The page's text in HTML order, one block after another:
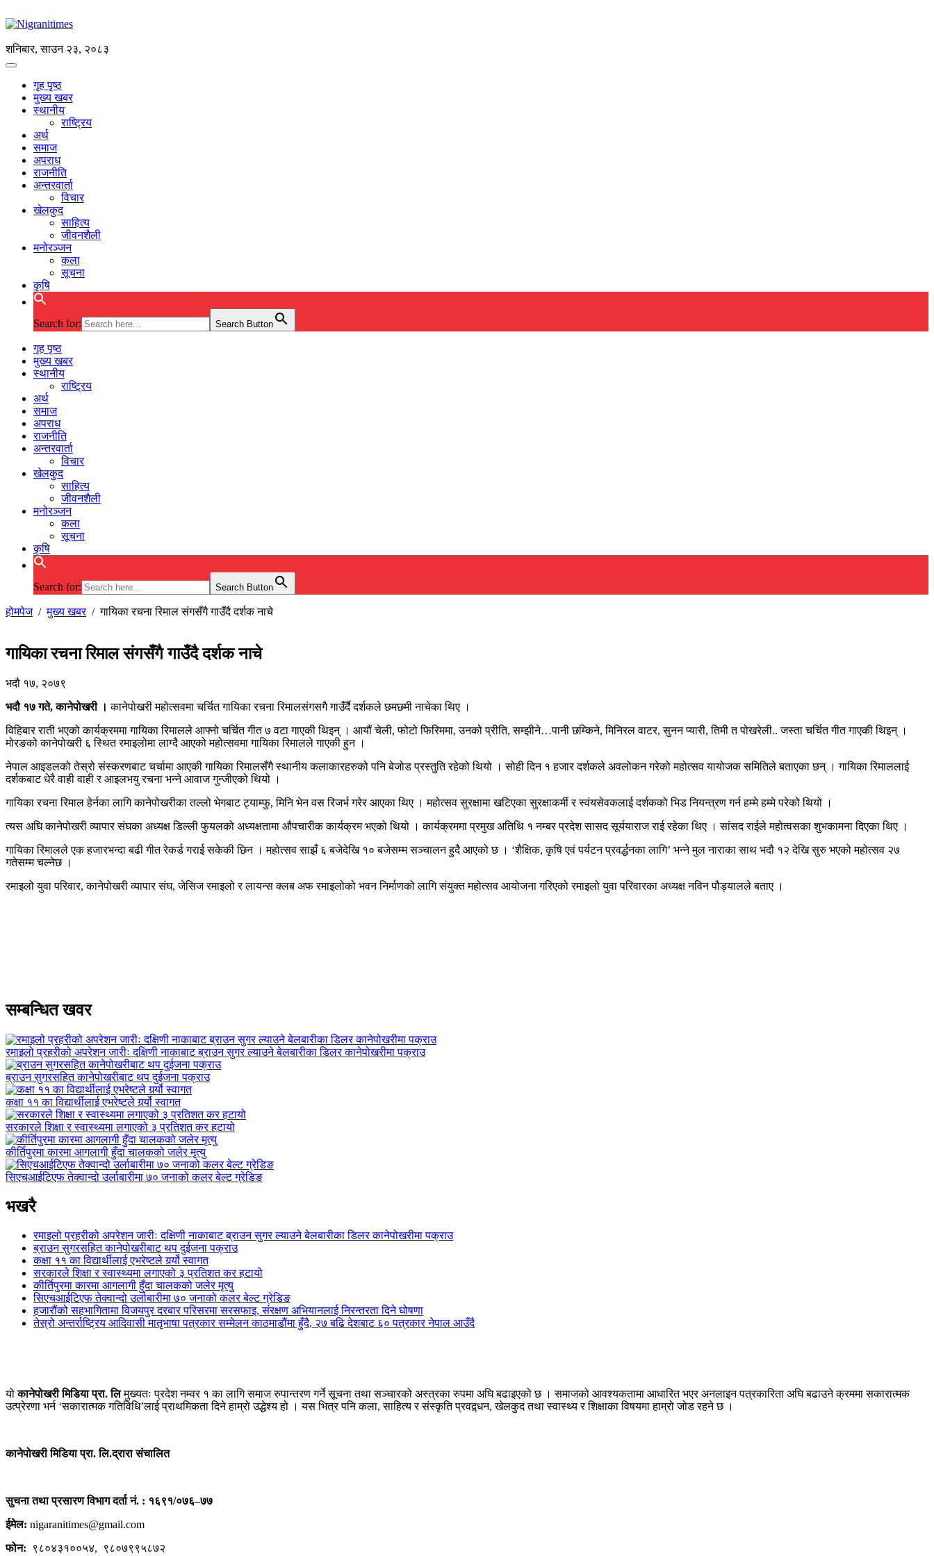
शनिबार, साउन २३, २०८३
गृह पृष्ठ
मुख्य खबर
स्थानीय
राष्ट्रिय
अर्थ
समाज
अपराध
राजनीति
अन्तरवार्ता
विचार
खेलकुद
साहित्य
जीवनशैली
मनोरञ्जन
कला
सूचना
कृषि
Search for: Search Button
गृह पृष्ठ
मुख्य खबर
स्थानीय
राष्ट्रिय
अर्थ
समाज
अपराध
राजनीति
अन्तरवार्ता
विचार
खेलकुद
साहित्य
जीवनशैली
मनोरञ्जन
कला
सूचना
कृषि
Search for: Search Button
होमपेज/मुख्य खबर/गायिका रचना रिमाल संगसँगै गाउँदै दर्शक नाचे
गायिका रचना रिमाल संगसँगै गाउँदै दर्शक नाचे
भदौ १७, २०७९
भदौ १७ गते, कानेपोखरी । कानेपोखरी महोत्सवमा चर्चित गायिका रचना रिमालसंगसगै गाउँर्दै दर्शकले छमछमी नाचेका थिए ।
विहिबार राती भएको कार्यक्रममा गायिका रिमालले आफ्नो चर्चित गीत ७ वटा गाएकी थिइन् । आयौं चेली, फोटो फिरिममा, उनको प्रीति, सम्झीने…पानी छम्किने, मिनिरल वाटर, सुनन प्यारी, तिमी त पोखरेली.. जस्ता चर्चित गीत गाएकी थिइन् ।
मोरङको कानेपोखरी ६ स्थित रमाइलोमा लाग्दै आएको महोत्सवमा गायिका रिमालले गाएकी हुन ।
नेपाल आइडलको तेस्रो संस्करणबाट चर्चामा आएकी गायिका रिमालसँगै स्थानीय कलाकारहरुको पनि बेजोड प्रस्तुति रहेको थियो । सोही दिन १ हजार दर्शकले अवलोकन गरेको महोत्सव यायोजक समितिले बताएका छन् । गायिका रिमाललाई
दर्शकबाट धेरै वाही वाही र आइलभयु रचना भन्ने आवाज गुन्जीएको थियो ।
गायिका रचना रिमाल हेर्नका लागि कानेपोखरीका तल्लो भेगबाट ट्याम्फु, मिनि भेन वस रिजर्भ गरेर आएका थिए । महोत्सव सुरक्षामा खटिएका सुरक्षाकर्मी र स्वंयसेवकलाई दर्शकको भिड नियन्त्रण गर्न हम्मे हम्मे परेको थियो ।
त्यस अघि कानेपोखरी व्यापार संघका अध्यक्ष डिल्ली फुयलको अध्यक्षतामा औपचारीक कार्यक्रम भएको थियो । कार्यक्रममा प्रमुख अतिथि १ नम्बर प्रदेश सासद सूर्ययाराज राई रहेका थिए । सांसद राईले महोत्वसका शुभकामना दिएका थिए ।
गायिका रिमालले एक हजारभन्दा बढी गीत रेकर्ड गराई सकेकी छिन । महोत्सव साझँ ६ बजेदेखि १० बजेसम्म सञ्चालन हुदै आएको छ । ‘शैक्षिक, कृषि एवं पर्यटन प्रवर्द्धनका लागि’ भन्ने मुल नाराका साथ भदौ १२ देखि सुरु भएको महोत्सव २७
गतेसम्म चल्नेछ ।
रमाइलो युवा परिवार, कानेपोखरी व्यापार संघ, जेसिज रमाइलो र लायन्स क्लब अफ रमाइलोको भवन निर्माणको लागि संयुक्त महोत्सव आयोजना गरिएको रमाइलो युवा परिवारका अध्यक्ष नविन पौड्यालले बताए ।
सम्बन्धित खवर
रमाइलो प्रहरीको अपरेशन जारीः दक्षिणी नाकाबाट ब्राउन सुगर ल्याउने बेलबारीका डिलर कानेपोखरीमा पक्राउ
ब्राउन सुगरसहित कानेपोखरीबाट थप दुईजना पक्राउ
कक्षा ११ का विद्यार्थीलाई एभरेष्टले गर्र्यो स्वागत
सरकारले शिक्षा र स्वास्थ्यमा लगाएको ३ प्रतिशत कर हटायो
कीर्तिपुरमा कारमा आगलागी हुँदा चालकको जलेर मृत्यु
सिएचआईटिएफ तेक्वान्दो उर्लाबारीमा ७० जनाको कलर बेल्ट ग्रेडिङ
भखरै
रमाइलो प्रहरीको अपरेशन जारीः दक्षिणी नाकाबाट ब्राउन सुगर ल्याउने बेलबारीका डिलर कानेपोखरीमा पक्राउ
ब्राउन सुगरसहित कानेपोखरीबाट थप दुईजना पक्राउ
कक्षा ११ का विद्यार्थीलाई एभरेष्टले गर्र्यो स्वागत
सरकारले शिक्षा र स्वास्थ्यमा लगाएको ३ प्रतिशत कर हटायो
कीर्तिपुरमा कारमा आगलागी हुँदा चालकको जलेर मृत्यु
सिएचआईटिएफ तेक्वान्दो उर्लाबारीमा ७० जनाको कलर बेल्ट ग्रेडिङ
हजारौंको सहभागितामा विजयपुर दरबार परिसरमा सरसफाइ, संरक्षण अभियानलाई निरन्तरता दिने घोषणा
तेस्रो अन्तर्राष्ट्रिय आदिवासी मातृभाषा पत्रकार सम्मेलन काठमाडौंमा हुँदै, २७ बढि देशबाट ६० पत्रकार नेपाल आउँदै
योकानेपोखरी मिडिया प्रा. लिमुख्यतः प्रदेश नम्वर १ का लागि समाज रुपान्तरण गर्ने सूचना तथा सञ्चारको अस्त्रका रुपमा अघि बढाइएको छ । समाजको आवश्यकतामा आधारित भएर अनलाइन पत्रकारिता अघि बढाउने क्रममा सकारात्मक
उत्प्रेरणा भर्न ‘सकारात्मक गतिविधि’लाई प्राथमिकता दिने हाम्रो उद्धेश्य हो । यस भित्र पनि कला, साहित्य र संस्कृति प्रवद्र्धन, खेलकुद तथा स्वास्थ्य र शिक्षाका विषयमा हाम्रो जोड रहने छ ।
कानेपोखरी मिडिया प्रा. लि.द्रारा संचालित
सुचना तथा प्रसारण विभाग दर्ता नं. : १६९१/०७६–७७
ईमेल: nigaranitimes@gmail.com
फोन:
९८०४३१००५४, ९८०७९९५८७२